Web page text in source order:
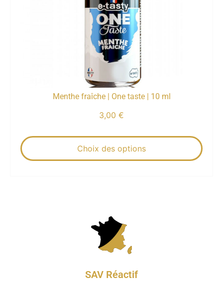
Menthe fraîche | One taste | 10 ml
3,00 €
Choix des options
SAV Réactif